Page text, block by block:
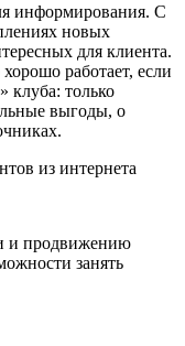
информирования. С
новых
для клиента.
работает, если
клуба: только
выгоды, о
и продвижению
занять